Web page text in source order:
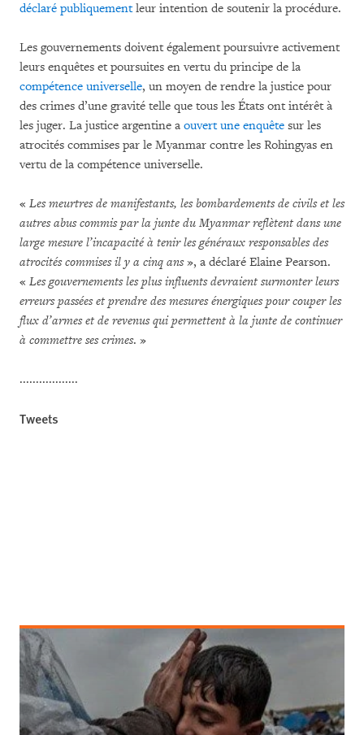
déclaré publiquementleur intention de soutenir la procédure.
Les gouvernements doivent également poursuivre activement
leurs enquêtes et poursuites en vertu du principe de la
compétence universelle, un moyen de rendre la justice pour
des crimes d’une gravité telle que tous les États ont intérêt à
les juger. La justice argentine a ouvert une enquête sur les
atrocités commises par le Myanmar contre les Rohingyas en
vertu de la compétence universelle.
« Les meurtres de manifestants, les bombardements de civils et les
autres abus commis par la junte du Myanmar reflètent dans une
large mesure l’incapacité à tenir les généraux responsables des
atrocités commises il y a cinq ans», a déclaré Elaine Pearson.
« Les gouvernements les plus influents devraient surmonter leurs
erreurs passées et prendre des mesures énergiques pour couper les
flux d’armes et de revenus qui permettent à la junte de continuer
à commettre ses crimes. »
..................
Tweets